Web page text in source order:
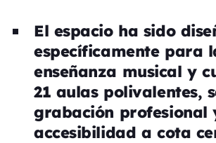
El espacio ha sido
específicamente para
enseñanza musical y
21 aulas polivalentes,
grabación profesional
accesibilidad a cota